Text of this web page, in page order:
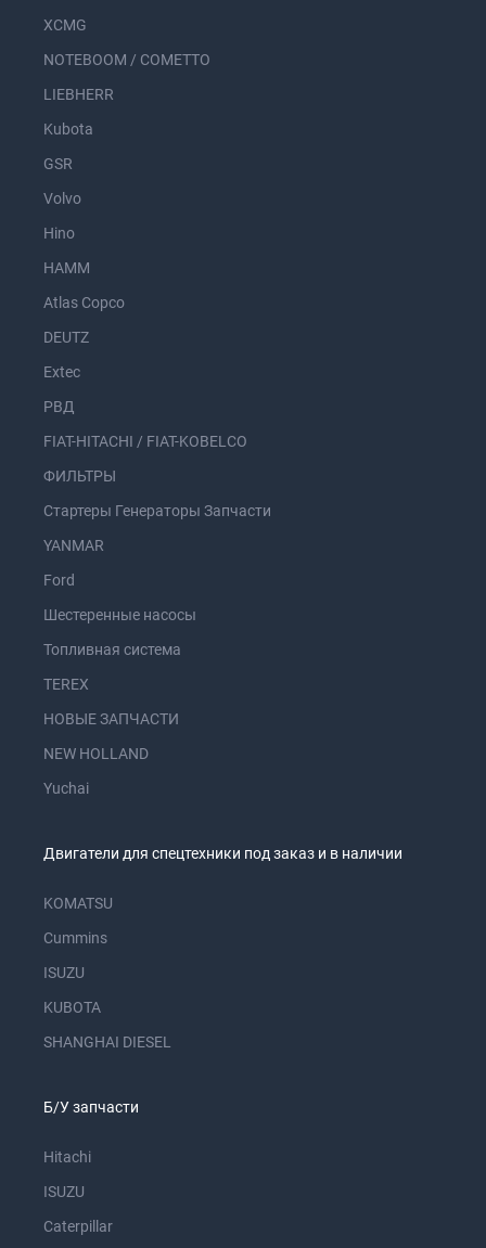
XCMG
NOTEBOOM / COMETTO
LIEBHERR
Kubota
GSR
Volvo
Hino
HAMM
Atlas Copco
DEUTZ
Extec
РВД
FIAT-HITACHI / FIAT-KOBELCO
ФИЛЬТРЫ
Стартеры Генераторы Запчасти
YANMAR
Ford
Шестеренные насосы
Топливная система
TEREX
НОВЫЕ ЗАПЧАСТИ
NEW HOLLAND
Yuchai
Двигатели для спецтехники под заказ и в наличии
KOMATSU
Cummins
ISUZU
KUBOTA
SHANGHAI DIESEL
Б/У запчасти
Hitachi
ISUZU
Caterpillar